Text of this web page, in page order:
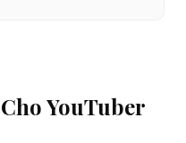
YouTuber